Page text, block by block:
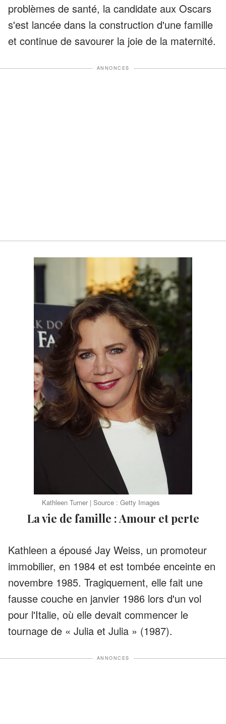
problèmes de santé, la candidate aux Oscars
s'est lancée dans la construction d'une famille
et continue de savourer la joie de la maternité.
ANNONCES
Kathleen Turner | Source : Getty Images
La vie de famille : Amour et perte
Kathleen a épousé Jay Weiss, un promoteur
immobilier, en 1984 et est tombée enceinte en
novembre 1985. Tragiquement, elle fait une
fausse couche en janvier 1986 lors d'un vol
pour l'Italie, où elle devait commencer le
tournage de « Julia et Julia » (1987).
ANNONCES